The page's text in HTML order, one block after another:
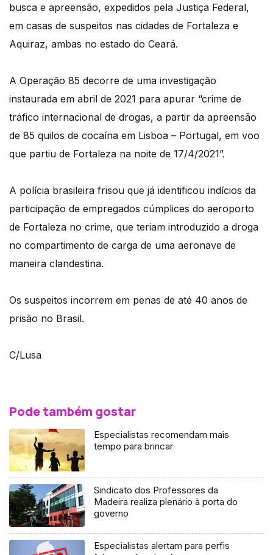
busca e apreensão, expedidos pela Justiça Federal,
em casas de suspeitos nas cidades de Fortaleza e
Aquiraz, ambas no estado do Ceará.
A Operação 85 decorre de uma investigação
instaurada em abril de 2021 para apurar “crime de
tráfico internacional de drogas, a partir da apreensão
de 85 quilos de cocaína em Lisboa – Portugal, em voo
que partiu de Fortaleza na noite de 17/4/2021”.
A polícia brasileira frisou que já identificou indícios da
participação de empregados cúmplices do aeroporto
de Fortaleza no crime, que teriam introduzido a droga
no compartimento de carga de uma aeronave de
maneira clandestina.
Os suspeitos incorrem em penas de até 40 anos de
prisão no Brasil.
C/Lusa
Pode também gostar
Especialistas recomendam mais
tempo para brincar
Sindicato dos Professores da
Madeira realiza plenário à porta do
governo
Especialistas alertam para perfis